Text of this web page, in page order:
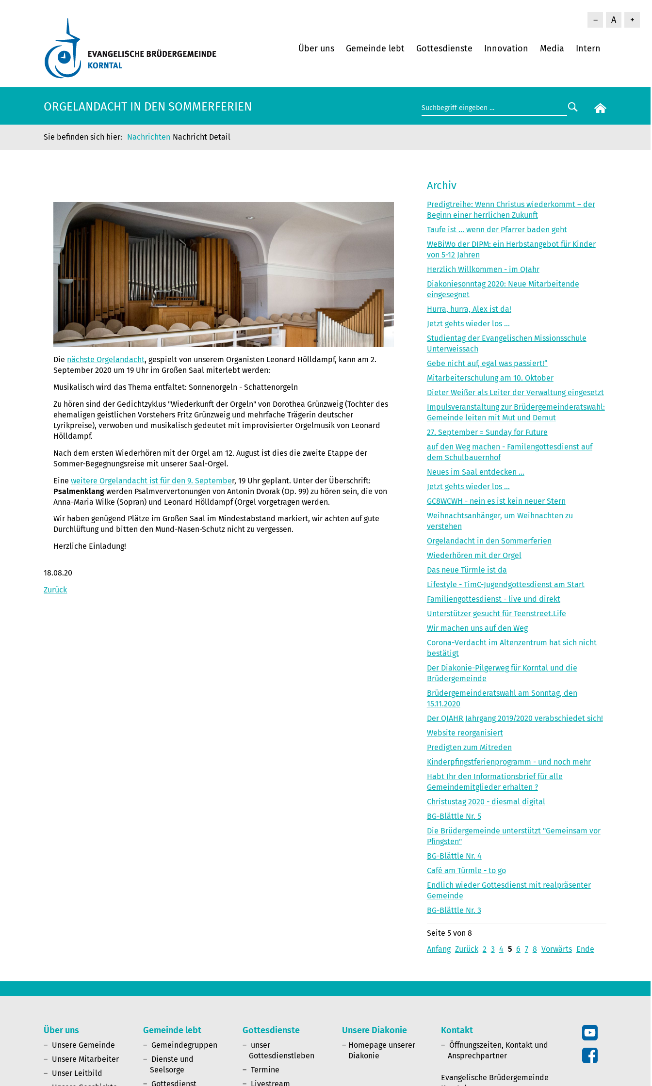
– A +
Über uns Gemeinde lebt Gottesdienste Innovation Media Intern
ORGELANDACHT IN DEN SOMMERFERIEN
Nachrichten Nachricht Detail
Die nächste Orgelandacht, gespielt von unserem Organisten Leonard Hölldampf, kann am 2.
September 2020 um 19 Uhr im Großen Saal miterlebt werden:
Musikalisch wird das Thema entfaltet: Sonnenorgeln - Schattenorgeln
Zu hören sind der Gedichtzyklus "Wiederkunft der Orgeln" von Dorothea Grünzweig (Tochter des
ehemaligen geistlichen Vorstehers Fritz Grünzweig und mehrfache Trägerin deutscher
Lyrikpreise), verwoben und musikalisch gedeutet mit improvisierter Orgelmusik von Leonard
Hölldampf.
Nach dem ersten Wiederhören mit der Orgel am 12. August ist dies die zweite Etappe der
Sommer-Begegnungsreise mit unserer Saal-Orgel.
Eineweitere Orgelandacht ist für den 9. September, 19 Uhr geplant. Unter der Überschrift:
Psalmenklangwerden Psalmververtonungen von Antonin Dvorak (Op. 99) zu hören sein, die von
Anna-Maria Wilke (Sopran) und Leonard Hölldampf (Orgel vorgetragen werden.
Wir haben genügend Plätze im Großen Saal im Mindestabstand markiert, wir achten auf gute
Durchlüftung und bitten den Mund-Nasen-Schutz nicht zu vergessen.
Herzliche Einladung!
18.08.20
Zurück
Archiv
Predigtreihe: Wenn Christus wiederkommt – der
Beginn einer herrlichen Zukunft
Taufe ist ... wenn der Pfarrer baden geht
WeBiWo der DIPM: ein Herbst­angebot für Kinder
von 5-12 Jahren
Herzlich Willkommen - im OJahr
Diakoniesonntag 2020: Neue Mitarbeitende
eingesegnet
Hurra, hurra, Alex ist da!
Jetzt gehts wieder los ...
Studientag der Evangelischen Missionsschule
Unterweissach
Gebe nicht auf, egal was passiert!“
Mitarbeiterschulung am 10. Oktober
Dieter Weißer als Leiter der Verwaltung eingesetzt
Impulsveranstaltung zur Brüdergemeinderatswahl:
Gemeinde leiten mit Mut und Demut
27. September = Sunday for Future
auf den Weg machen - Familengottesdienst auf
dem Schulbauernhof
Neues im Saal entdecken ...
Jetzt gehts wieder los ...
GC8WCWH - nein es ist kein neuer Stern
Weihnachtsanhänger, um Weihnachten zu
verstehen
Orgelandacht in den Sommerferien
Wiederhören mit der Orgel
Das neue Türmle ist da
Lifestyle - TimC-Jugendgottesdienst am Start
Familiengottesdienst - live und direkt
Unterstützer gesucht für Teenstreet.Life
Wir machen uns auf den Weg
Corona-Verdacht im Altenzentrum hat sich nicht
bestätigt
Der Diakonie-Pilgerweg für Korntal und die
Brüdergemeinde
Brüdergemeinderatswahl am Sonntag, den
15.11.2020
Der OJAHR Jahrgang 2019/2020 verabschiedet sich!
Website reorganisiert
Predigten zum Mitreden
Kinderpfingstferienprogramm - und noch mehr
Habt Ihr den Informationsbrief für alle
Gemeindemitglieder erhalten ?
Christustag 2020 - diesmal digital
BG-Blättle Nr. 5
Die Brüdergemeinde unterstützt "Gemeinsam vor
Pfingsten"
BG-Blättle Nr. 4
Café am Türmle - to go
Endlich wieder Gottesdienst mit realpräsenter
Gemeinde
BG-Blättle Nr. 3
Seite 5 von 8
Anfang Zurück 2 3 4 5 6 7 8 Vorwärts Ende
Über uns
Unsere Gemeinde
Unsere Mitarbeiter
Unser Leitbild
Gemeinde lebt
Gemeindegruppen
Dienste und
Seelsorge
Gottesdienst
Gottesdienste
unser
Gottesdienstleben
Termine
Livestream
Unsere Diakonie
Homepage unserer
Diakonie
Kontakt
Öffnungszeiten, Kontakt und
Ansprechpartner
Evangelische Brüdergemeinde